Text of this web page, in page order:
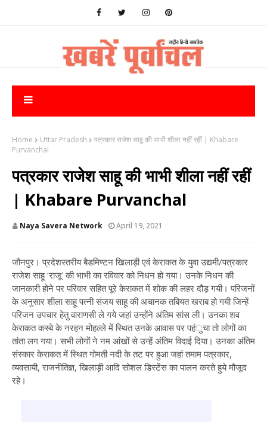
Home Uttar Pradesh
पत्रकार राजेश साहू की भाभी शीला नहीं रहीं | Khabare
Purvanchal
पत्रकार राजेश साहू की भाभी शीला नहीं रहीं
| Khabare Purvanchal
Naya Savera Network April 19, 2021
जौनपुर। प्रदेशस्तरीय बैडमिण्टन खिलाड़ी एवं केराकत के युवा उद्यमी/पत्रकार
राजेश साहू ‘राजू’ की भाभी का रविवार को निधन हो गया। उनके निधन की
जानकारी होने पर परिवार सहित पूरे केराकत में शोक की लहर दौड़ गयी। परिजनों
के अनुसार शीला साहू पत्नी संजय साहू की अचानक तबियत खराब हो गयी जिन्हें
परिजन उपचार हेतु वाराणसी ले गये जहां उन्होंने अंतिम सांस ली। उनका शव
केराकत कस्बे के नरहन मोहल्ले में स्थित उनके आवास पर पहंुचा तो लोगों का
तांता लग गया। सभी लोगों ने नम आंखों से उन्हें अंतिम विदाई दिया। उनका अंतिम
संस्कार केराकत में स्थित गोमती नदी के तट पर हुआ जहां तमाम पत्रकार,
व्यवसायी, राजनीतिज्ञ, खिलाड़ी आदि सोशल डिस्टेंस का पालन करते हुये मौजूद
रहे।